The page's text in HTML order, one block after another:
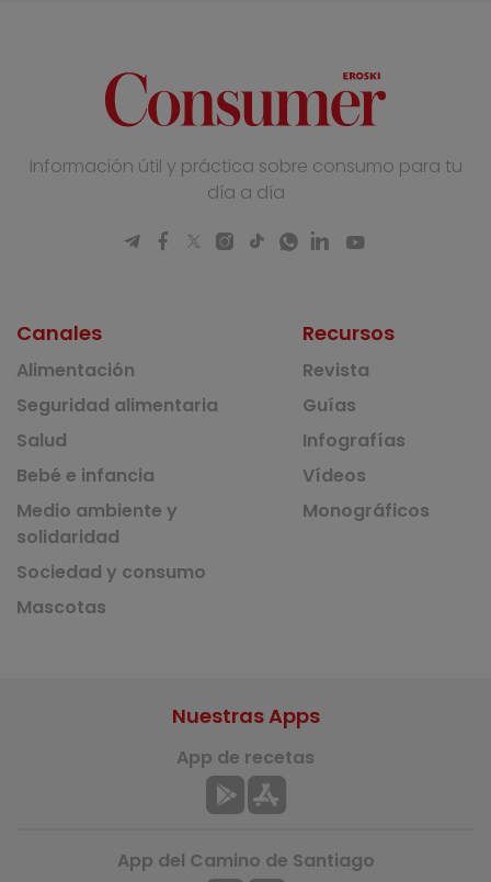
Información útil y práctica sobre consumo para tu
día a día
Canales
Alimentación
Seguridad alimentaria
Salud
Bebé e infancia
Medio ambiente y
solidaridad
Sociedad y consumo
Mascotas
Recursos
Revista
Guías
Infografías
Vídeos
Monográficos
Nuestras Apps
App de recetas
App del Camino de Santiago